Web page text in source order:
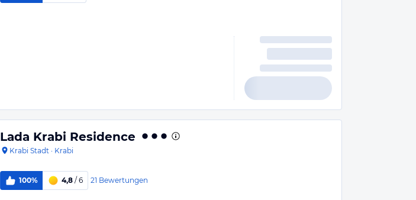
Lada Krabi Residence
Krabi Stadt · Krabi
100% 4,8 / 6 21 Bewertungen